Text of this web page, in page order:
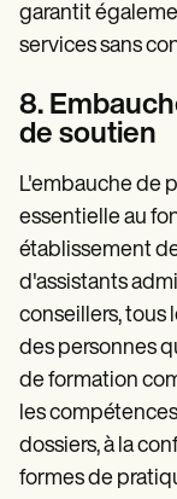
garantit
services sans
8.
de soutien
L'embauche de
essentielle au
établissement
d'assistants
conseillers, tous
des personnes
de formation
les
dossiers, à la
formes de